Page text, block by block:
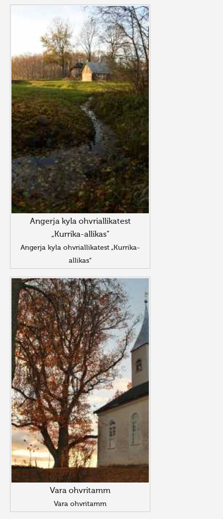
Angerja kyla ohvriallikatest
„Kurrika-allikas“
Angerja kyla ohvriallikatest „Kurrika-
allikas“
Vara ohvritamm
Vara ohvritamm